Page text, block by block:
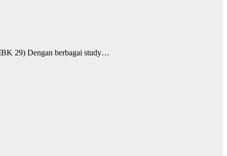
29) Dengan berbagai study…